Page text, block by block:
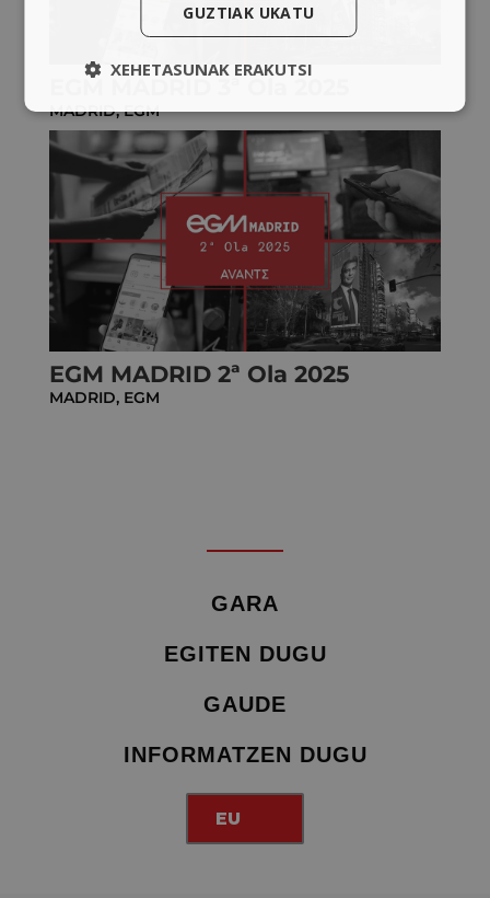
EGM MADRID 3ª Ola 2025
MADRID,EGM
EGM MADRID 2ª Ola 2025
MADRID, EGM
GARA
EGITEN DUGU
GAUDE
INFORMATZEN DUGU
EU
GUZTIAK UKATU
XEHETASUNAK ERAKUTSI